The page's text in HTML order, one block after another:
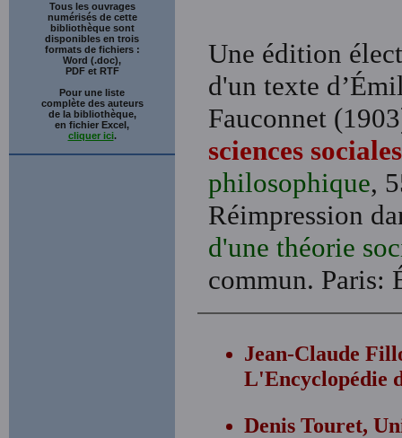
Tous les ouvrages
numérisés de cette
bibliothèque sont
disponibles en trois
formats de fichiers :
Word (.doc),
PDF et RTF
Pour une liste
complète des auteurs
de la bibliothèque,
en fichier Excel,
cliquer ici.
Une édition
d'un texte
Fauconnet
sciences sociales
philosophique,
Réimpression
d'une théorie
commun. Paris:
Jean-Claude
L'Encyclopédie
Denis Touret,